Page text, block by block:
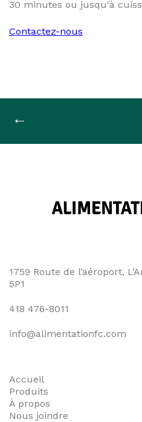
30 minutes ou jusqu'à
Contactez-nous
Navigation
←
1759 Route de l’aéroport,
5P1
418 476-8011
info@alimentationfc.com
Accueil
Produits
À propos
Nous joindre